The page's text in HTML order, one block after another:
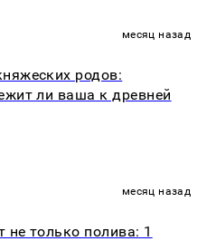
месяц назад
родов:
ли ваша к древней
месяц назад
только полива: 1